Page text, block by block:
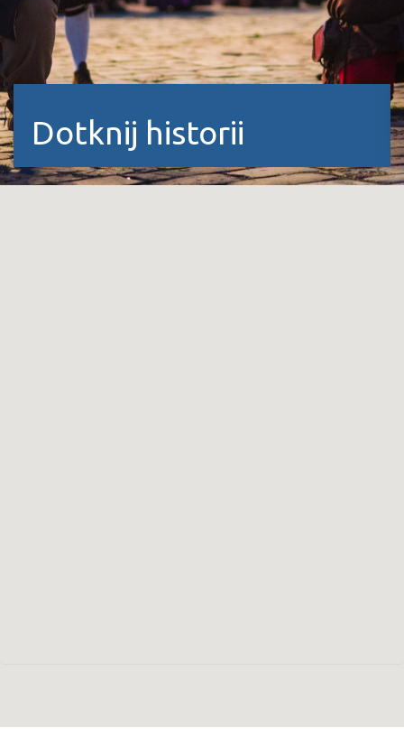
Dotknij historii